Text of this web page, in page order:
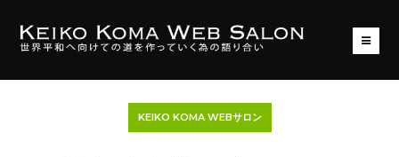
KEIKO KOMA WEBサロン